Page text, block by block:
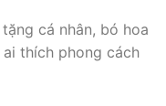
cá nhân, bó hoa
thích phong cách